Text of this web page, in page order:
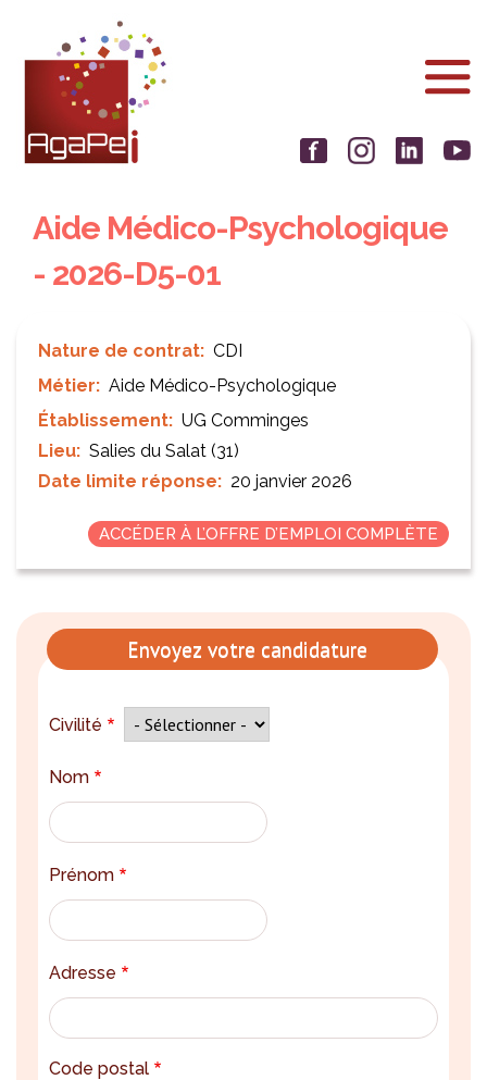
contenu
principal
Aide Médico-Psychologique
- 2026-D5-01
Nature de contrat
CDI
Métier
Aide Médico-Psychologique
Établissement
UG Comminges
Lieu
Salies du Salat (31)
Date limite réponse
20 janvier 2026
ACCÉDER À L’OFFRE D’EMPLOI COMPLÈTE
Envoyez votre candidature
Civilité
Nom
Prénom
Adresse
Code postal